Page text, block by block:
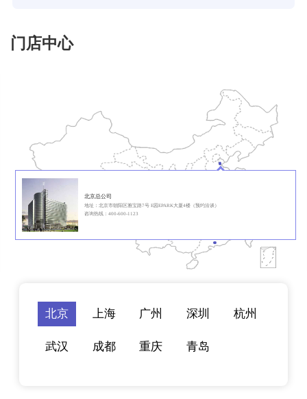
门店中心
北京总公司
地址：北京市朝阳区雅宝路7号 E园EPARK大厦4楼（预约洽谈）
咨询热线：400-600-1123
北京 上海 广州 深圳 杭州
武汉 成都 重庆 青岛